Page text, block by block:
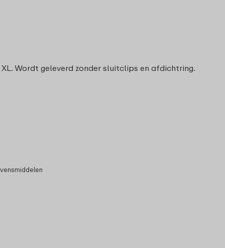
Wordt geleverd zonder sluitclips en afdichtring.